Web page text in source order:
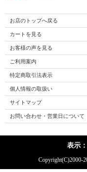
お店のトップへ戻る
カートを見る
お客様の声を見る
ご利用案内
特定商取引法表示
個人情報の取扱い
サイトマップ
お問い合わせ・営業日について
表示
Copyright(C)2000-